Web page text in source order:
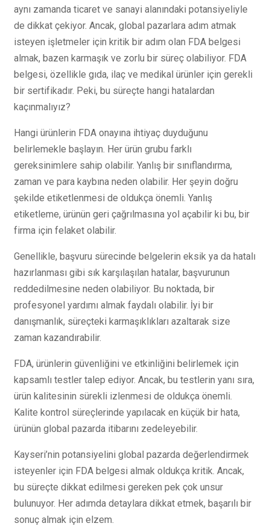
aynı zamanda ticaret ve sanayi alanındaki potansiyeliyle
de dikkat çekiyor. Ancak, global pazarlara adım atmak
isteyen işletmeler için kritik bir adım olan FDA belgesi
almak, bazen karmaşık ve zorlu bir süreç olabiliyor. FDA
belgesi, özellikle gıda, ilaç ve medikal ürünler için gerekli
bir sertifikadır. Peki, bu süreçte hangi hatalardan
kaçınmalıyız?
Hangi ürünlerin FDA onayına ihtiyaç duyduğunu
belirlemekle başlayın. Her ürün grubu farklı
gereksinimlere sahip olabilir. Yanlış bir sınıflandırma,
zaman ve para kaybına neden olabilir. Her şeyin doğru
şekilde etiketlenmesi de oldukça önemli. Yanlış
etiketleme, ürünün geri çağrılmasına yol açabilir ki bu, bir
firma için felaket olabilir.
Genellikle, başvuru sürecinde belgelerin eksik ya da hatalı
hazırlanması gibi sık karşılaşılan hatalar, başvurunun
reddedilmesine neden olabiliyor. Bu noktada, bir
profesyonel yardımı almak faydalı olabilir. İyi bir
danışmanlık, süreçteki karmaşıklıkları azaltarak size
zaman kazandırabilir.
FDA, ürünlerin güvenliğini ve etkinliğini belirlemek için
kapsamlı testler talep ediyor. Ancak, bu testlerin yanı sıra,
ürün kalitesinin sürekli izlenmesi de oldukça önemli.
Kalite kontrol süreçlerinde yapılacak en küçük bir hata,
ürünün global pazarda itibarını zedeleyebilir.
Kayseri’nin potansiyelini global pazarda değerlendirmek
isteyenler için FDA belgesi almak oldukça kritik. Ancak,
bu süreçte dikkat edilmesi gereken pek çok unsur
bulunuyor. Her adımda detaylara dikkat etmek, başarılı bir
sonuç almak için elzem.